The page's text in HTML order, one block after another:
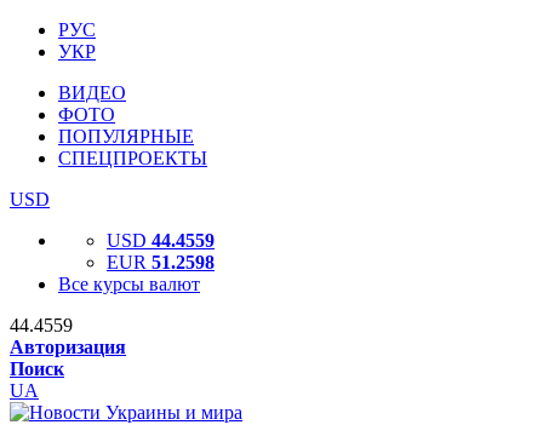
РУС
УКР
ВИДЕО
ФОТО
ПОПУЛЯРНЫЕ
СПЕЦПРОЕКТЫ
USD
USD 44.4559
EUR 51.2598
Все курсы валют
44.4559
Авторизация
Поиск
UA